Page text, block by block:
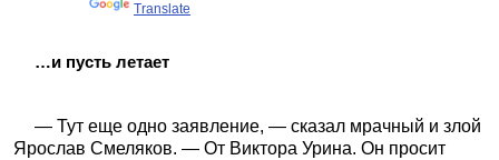
Translate
…и пусть летает
— Тут еще одно заявление, — сказал мрачный и злой
Ярослав Смеляков. — От Виктора Урина. Он просит